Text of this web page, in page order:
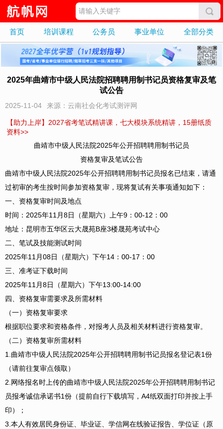
首页 培训课程 公务员 事业单位 全部分类
2025年曲靖市中级人民法院招聘聘用制书记员资格复审及笔
试公告
2025-11-04 来源：云南社会化考试测评网
【助力上岸】2027省考笔试精讲课，七大模块系统精讲，15册纸质
资料>>
曲靖市中级人民法院2025年公开招聘聘用制书记员
资格复审及笔试公告
曲靖市中级人民法院2025年公开招聘聘用制书记员报名已结束，请通
过初审的考生按时间参加资格复审，现将复试有关事项通知如下：
一、资格复审时间及地点
时间：2025年11月8日（星期六）上午9：00-12：00
地址：昆明市五华区云大晟苑B座3楼晟苑考试中心
二、笔试及技能测试时间
2025年11月08日（星期六）下午14：00-17：00
三、准考证下载时间
2025年11月8日（星期六）下午13:00-14:00
四、资格复审需要求及所需材料
（一）资格复审要求
根据职位要求和资格条件，对报考人员及相关材料进行资格复审。
（二）资格复审所需材料
1.曲靖市中级人民法院2025年公开招聘聘用制书记员报名登记表1份
（请前往复审点领取）
2.网络报名时上传的曲靖市中级人民法院2025年公开招聘聘用制书记
员报考诚信承诺书1份（提前自行下载填写，A4纸双面打印并按上手
印）；
3.本人有效居民身份证、毕业证、学信网在线验证报告、学位证（原